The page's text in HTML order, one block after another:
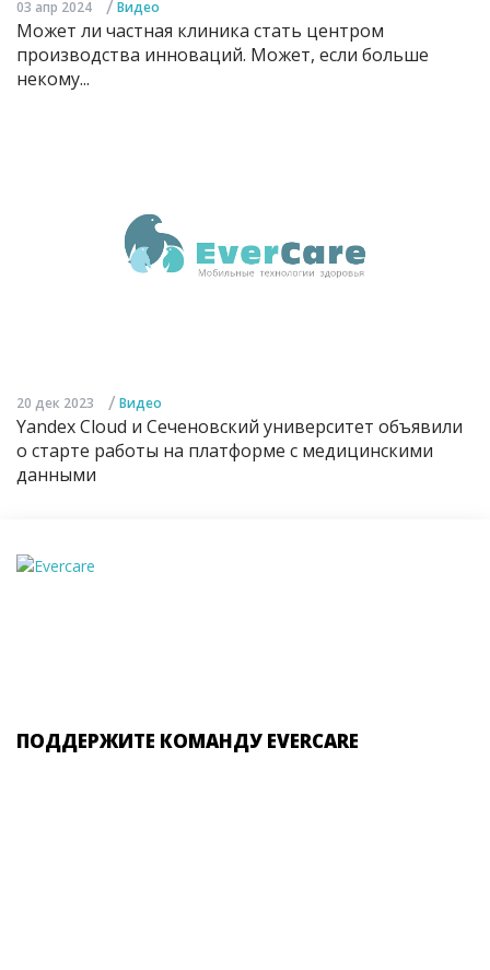
03 апр 2024 / Видео
Может ли частная клиника стать центром
производства инноваций. Может, если больше
некому...
20 дек 2023 / Видео
Yandex Cloud и Сеченовский университет объявили
о старте работы на платформе с медицинскими
данными
ПОДДЕРЖИТЕ КОМАНДУ EVERCARE